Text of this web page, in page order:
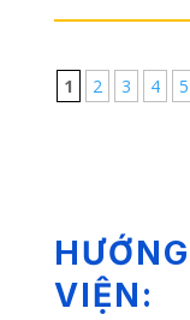
1 2 3 4 5
VIỆN: